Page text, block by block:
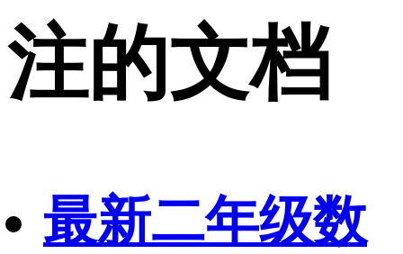
注的文档
最新二年级数